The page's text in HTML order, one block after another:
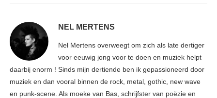
NEL MERTENS
Nel Mertens overweegt om zich als late dertiger
voor eeuwig jong voor te doen en muziek helpt
daarbij enorm ! Sinds mijn dertiende ben ik gepassioneerd door
muziek en dan vooral binnen de rock, metal, gothic, new wave
en punk-scene. Als moeke van Bas, schrijfster van poëzie en